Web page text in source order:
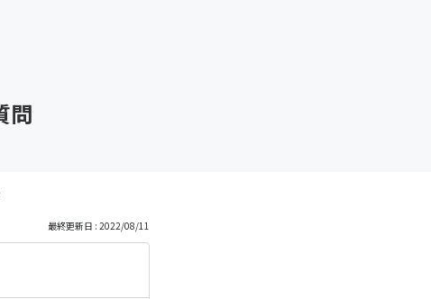
問
最終更新日 : 2022/08/11